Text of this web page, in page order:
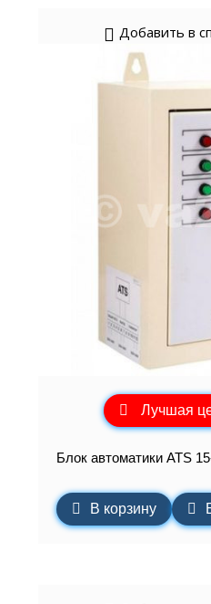
Добавить в
Лучшая
Блок автоматики ATS
В корзину